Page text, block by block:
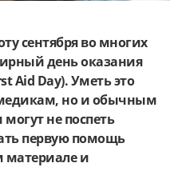
сентября во многих
день оказания
Aid Day). Уметь это
но и обычным
не поспеть
первую помощь
и